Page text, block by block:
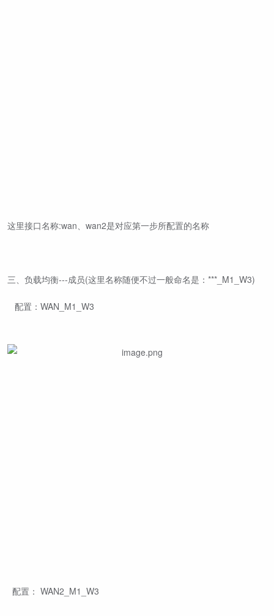
这里接口名称:wan、wan2是对应第一步所配置的名称
三、负载均衡---成员(这里名称随便不过一般命名是：***_M1_W3)
配置：WAN_M1_W3
配置： WAN2_M1_W3